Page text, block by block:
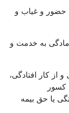
حضور و غیاب و
به خدمت و
از کار افتادگی،
کسور
یا حق بیمه